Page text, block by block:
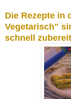
Die Rezepte in
Vegetarisch"
schnell